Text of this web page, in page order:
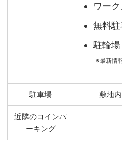
ワー
無料
駐輪場
※最新情
駐車場 敷地
近隣のコインパ
ーキング